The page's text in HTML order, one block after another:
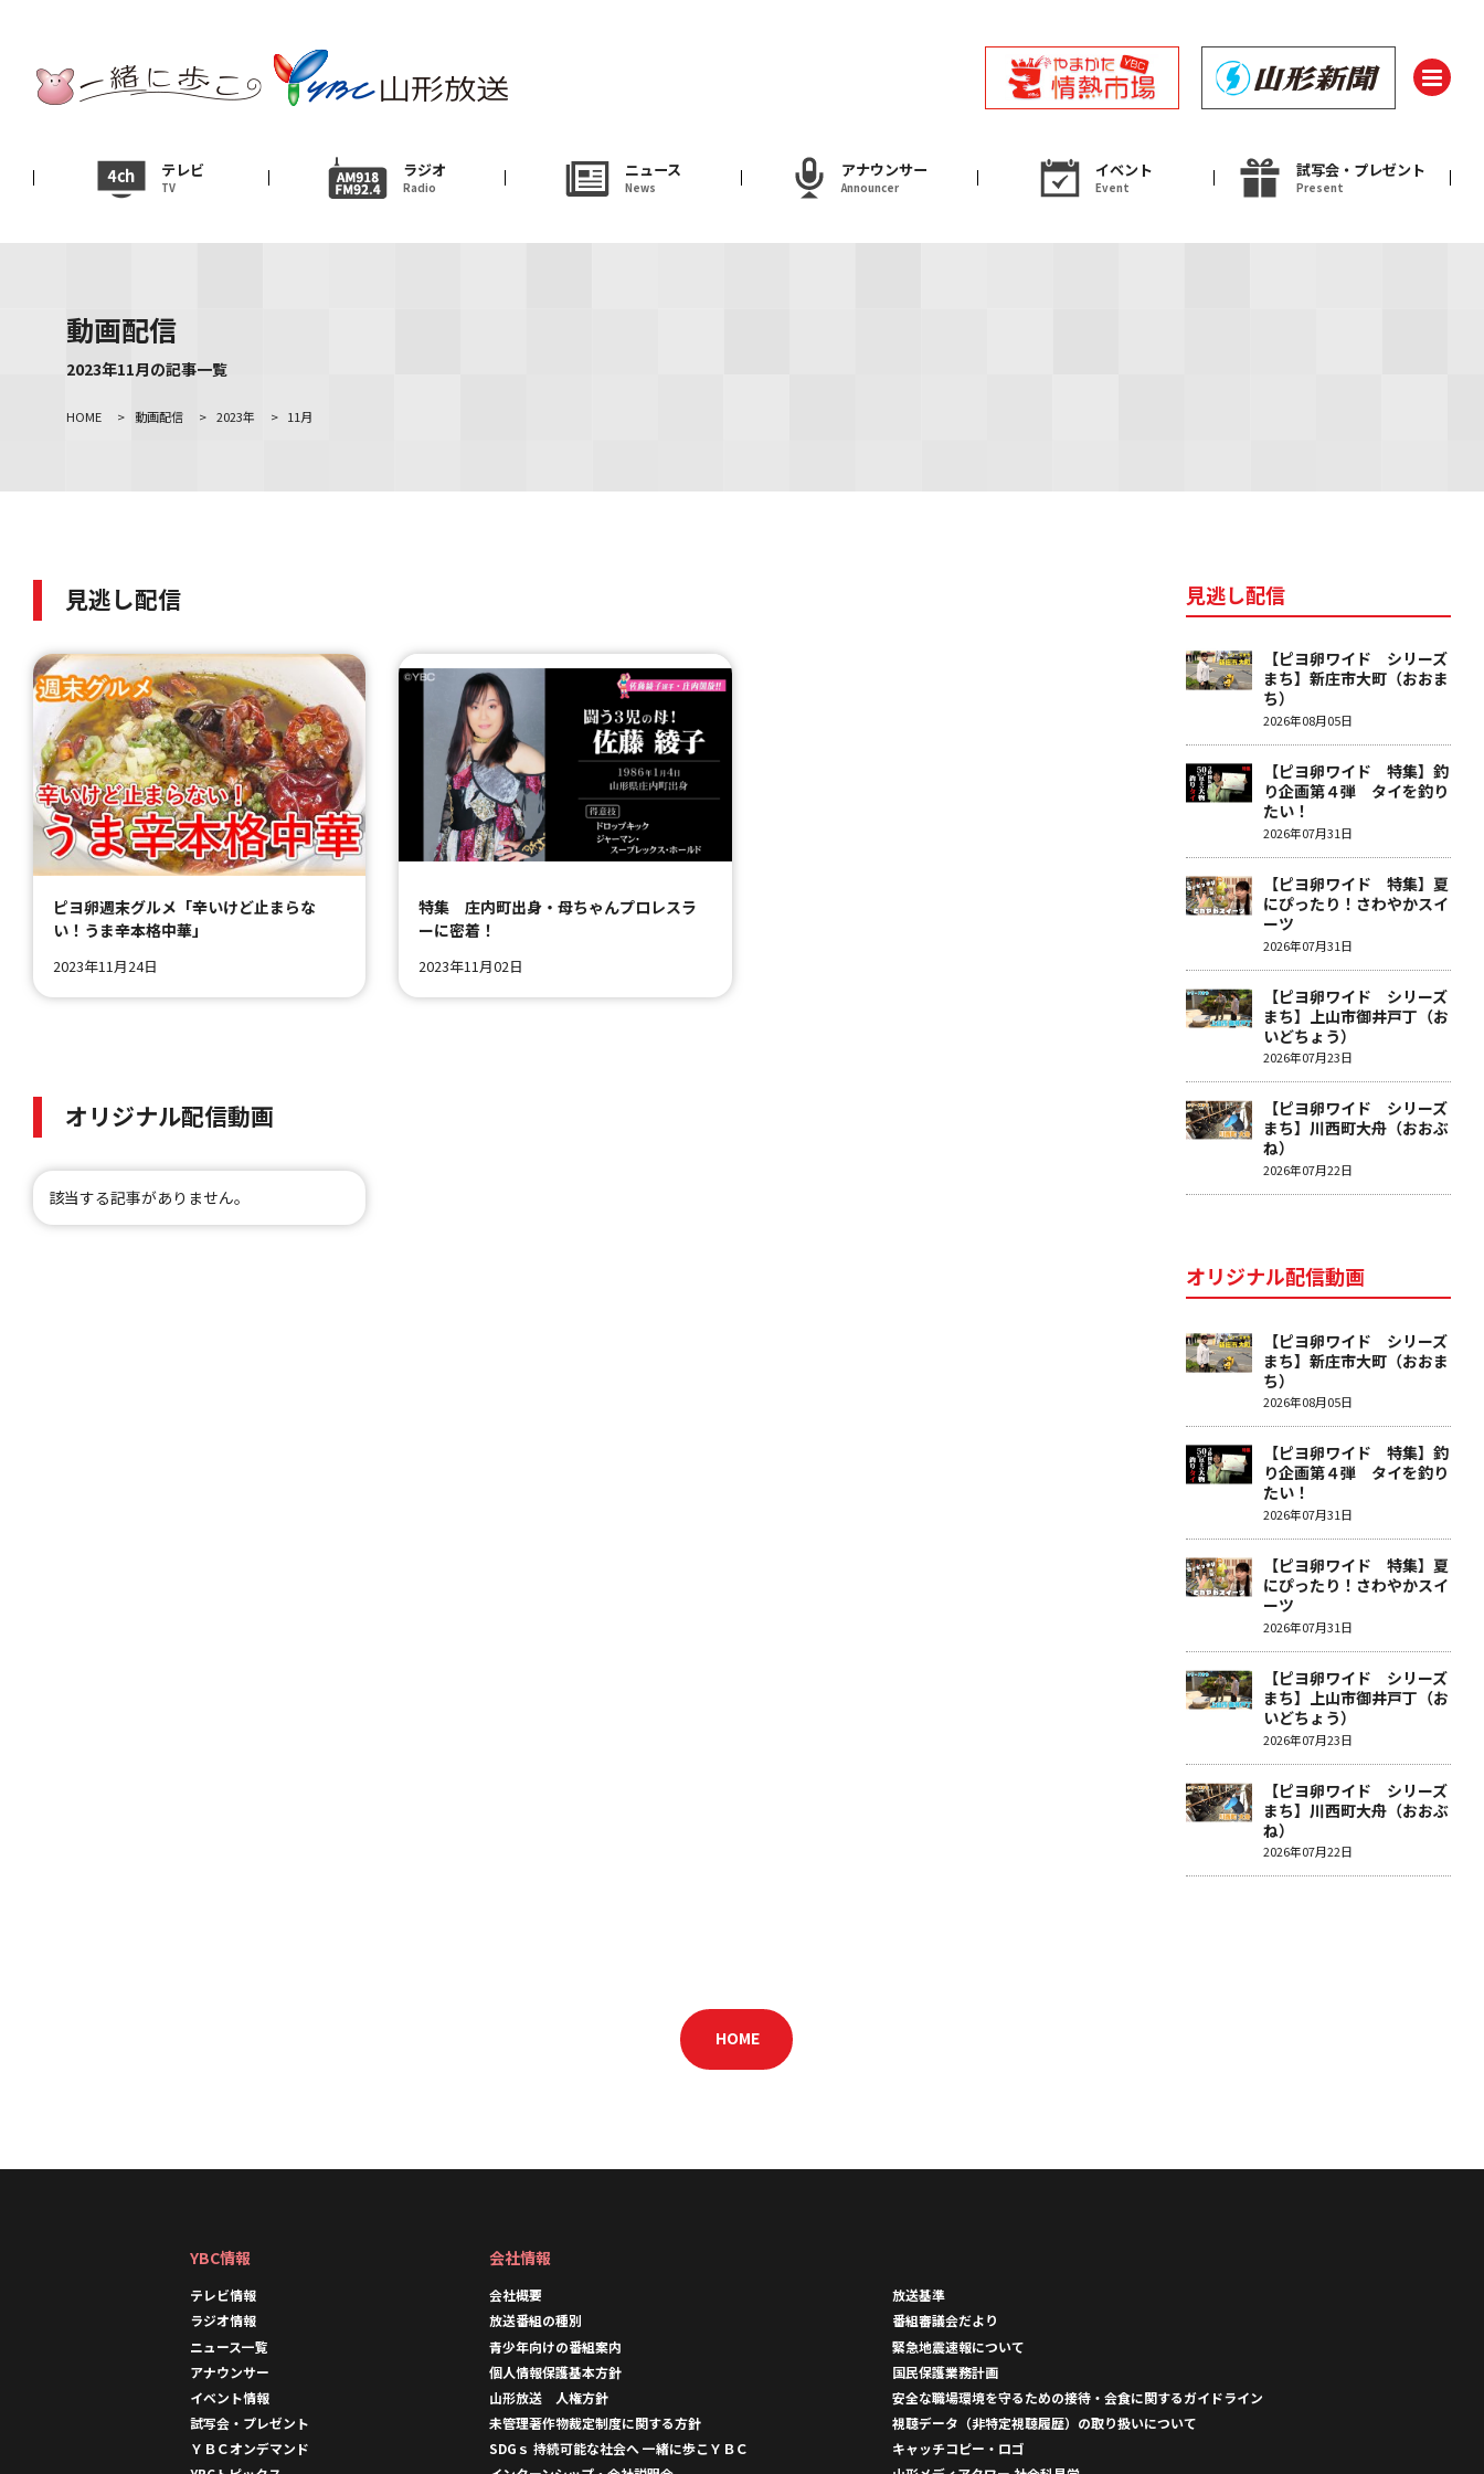
テレビ
TV
ラジオ
Radio
ニュース
News
アナウンサー
Announcer
イベント
Event
試写会・プレゼント
Present
テレビ
ニュース
News
アナウンサー
Announcer
イベント 試写会・プレゼント
ＹＢＣオンデマンド
動画配信
2023年11月の記事一覧
HOME > 動画配信 > 2023年 > 11月
見逃し配信
ピヨ卵週末グルメ「辛いけど止まらな
い！うま辛本格中華」
2023年11月24日
特集 庄内町出身・母ちゃんプロレスラ
ーに密着！
2023年11月02日
オリジナル配信動画
該当する記事がありません。
見逃し配信
【ピヨ卵ワイド シリーズ
まち】新庄市大町（おおま
ち）
2026年08月05日
【ピヨ卵ワイド 特集】釣
り企画第４弾 タイを釣り
たい！
2026年07月31日
【ピヨ卵ワイド 特集】夏
にぴったり！さわやかスイ
ーツ
2026年07月31日
【ピヨ卵ワイド シリーズ
まち】上山市御井戸丁（お
いどちょう）
2026年07月23日
【ピヨ卵ワイド シリーズ
まち】川西町大舟（おおぶ
ね）
2026年07月22日
オリジナル配信動画
【ピヨ卵ワイド シリーズ
まち】新庄市大町（おおま
ち）
2026年08月05日
【ピヨ卵ワイド 特集】釣
り企画第４弾 タイを釣り
たい！
2026年07月31日
【ピヨ卵ワイド 特集】夏
にぴったり！さわやかスイ
ーツ
2026年07月31日
【ピヨ卵ワイド シリーズ
まち】上山市御井戸丁（お
いどちょう）
2026年07月23日
【ピヨ卵ワイド シリーズ
まち】川西町大舟（おおぶ
ね）
2026年07月22日
HOME
YBC情報
テレビ情報
ラジオ情報
ニュース一覧
アナウンサー
イベント情報
試写会・プレゼント
ＹＢＣオンデマンド
会社情報
会社概要
放送基準
放送番組の種別
番組審議会だより
青少年向けの番組案内
緊急地震速報について
個人情報保護基本方針
国民保護業務計画
山形放送 人権方針
安全な職場環境を守るための接待・会食に関するガイドライン
未管理著作物裁定制度に関する方針
視聴データ（非特定視聴履歴）の取り扱いについて
SDGｓ 持続可能な社会へ 一緒に歩こＹＢＣ
キャッチコピー・ロゴ